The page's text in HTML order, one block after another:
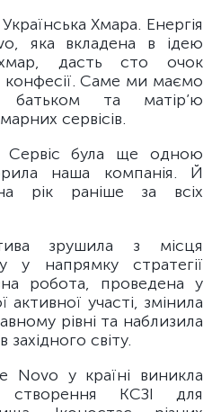
Хмара. Енергія
яка вкладена в ідею
хмар, дасть сто очок
конфесії. Саме ми маємо
батьком та матір’ю
сервісів.
Сервіс була ще одною
наша компанія. Й
рік раніше за всіх
зрушила з місця
у напрямку стратегії
робота, проведена у
участі, змінила
рівні та наблизила
світу.
Novo у країні виникла
створення КСЗІ для